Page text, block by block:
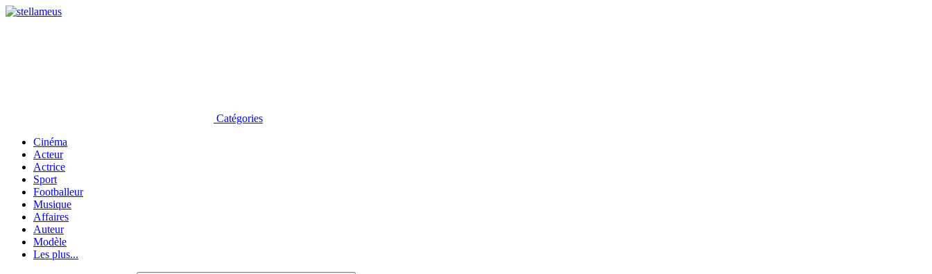
Catégories
Cinéma
Acteur
Actrice
Sport
Footballeur
Musique
Affaires
Auteur
Modèle
Les plus...